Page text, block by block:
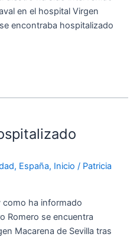
en el hospital Virgen
encontraba hospitalizado
, España, Inicio / Patricia
como ha informado
Romero se encuentra
Macarena de Sevilla tras